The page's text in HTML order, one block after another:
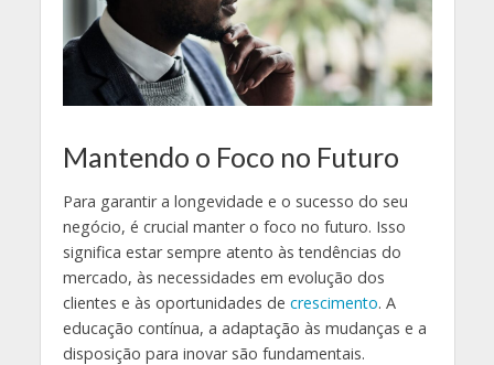
Mantendo o Foco no Futuro
Para garantir a longevidade e o sucesso do seu
negócio, é crucial manter o foco no futuro. Isso
significa estar sempre atento às tendências do
mercado, às necessidades em evolução dos
clientes e às oportunidades de crescimento. A
educação contínua, a adaptação às mudanças e a
disposição para inovar são fundamentais.